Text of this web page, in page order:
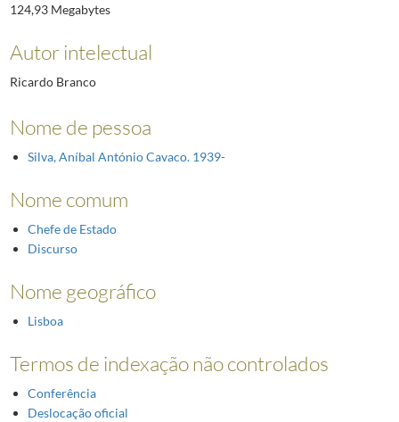
124,93 Megabytes
Autor intelectual
Ricardo Branco
Nome de pessoa
Silva, Aníbal António Cavaco. 1939-
Nome comum
Chefe de Estado
Discurso
Nome geográfico
Lisboa
Termos de indexação não controlados
Conferência
Deslocação oficial